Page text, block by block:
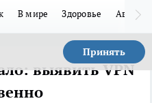
В мире Здоровье Авто
Принять
выявить VPN